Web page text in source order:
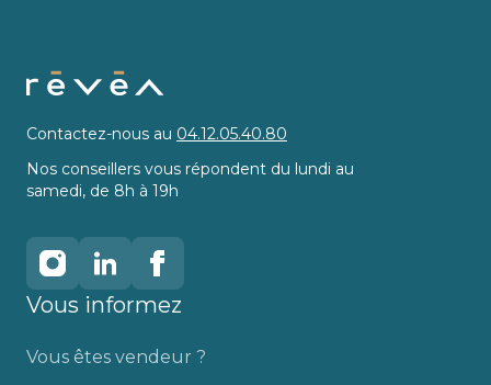
Contactez-nous au 04.12.05.40.80
Nos conseillers vous répondent du lundi au
samedi, de 8h à 19h
Vous informez
Vous êtes vendeur ?